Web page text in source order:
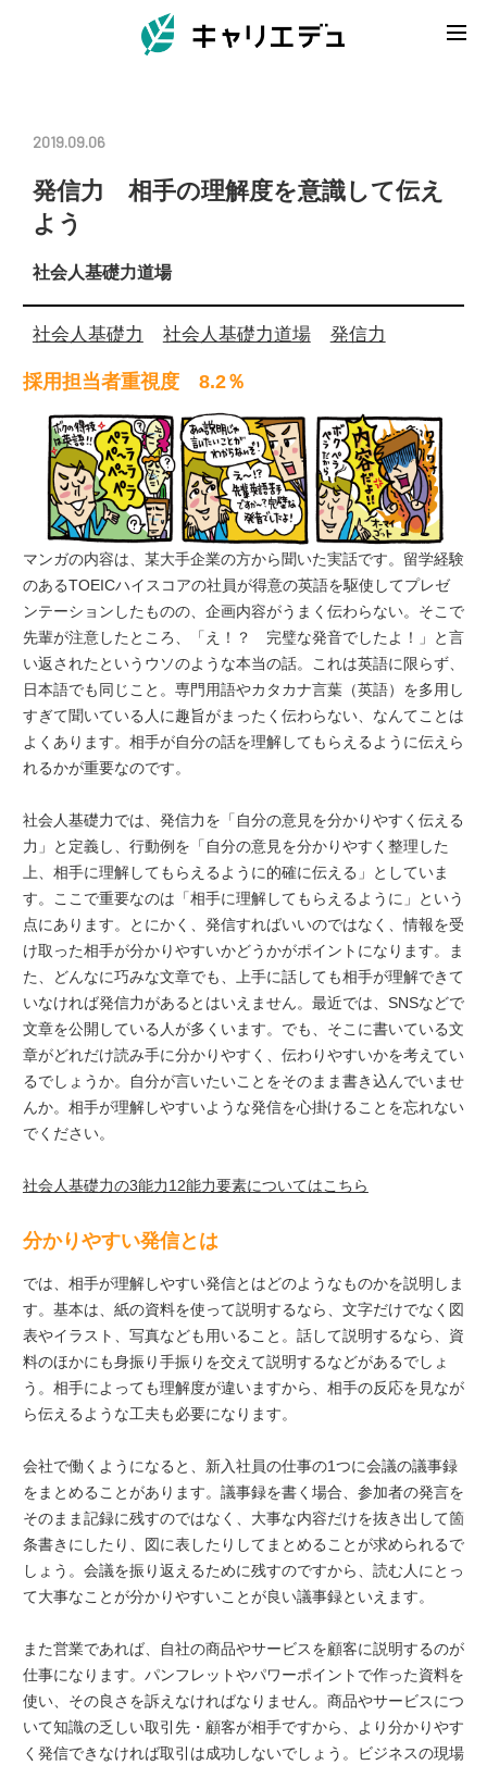
2019.09.06
発信力 相手の理解度を意識して伝え
よう
社会人基礎力道場
社会人基礎力 社会人基礎力道場 発信力
採用担当者重視度 8.2％
マンガの内容は、某大手企業の方から聞いた実話です。留学経験
のあるTOEICハイスコアの社員が得意の英語を駆使してプレゼ
ンテーションしたものの、企画内容がうまく伝わらない。そこで
先輩が注意したところ、「え！？ 完璧な発音でしたよ！」と言
い返されたというウソのような本当の話。これは英語に限らず、
日本語でも同じこと。専門用語やカタカナ言葉（英語）を多用し
すぎて聞いている人に趣旨がまったく伝わらない、なんてことは
よくあります。相手が自分の話を理解してもらえるように伝えら
れるかが重要なのです。
社会人基礎力では、発信力を「自分の意見を分かりやすく伝える
力」と定義し、行動例を「自分の意見を分かりやすく整理した
上、相手に理解してもらえるように的確に伝える」としていま
す。ここで重要なのは「相手に理解してもらえるように」という
点にあります。とにかく、発信すればいいのではなく、情報を受
け取った相手が分かりやすいかどうかがポイントになります。ま
た、どんなに巧みな文章でも、上手に話しても相手が理解できて
いなければ発信力があるとはいえません。最近では、SNSなどで
文章を公開している人が多くいます。でも、そこに書いている文
章がどれだけ読み手に分かりやすく、伝わりやすいかを考えてい
るでしょうか。自分が言いたいことをそのまま書き込んでいませ
んか。相手が理解しやすいような発信を心掛けることを忘れない
でください。
社会人基礎力の3能力12能力要素についてはこちら
分かりやすい発信とは
では、相手が理解しやすい発信とはどのようなものかを説明しま
す。基本は、紙の資料を使って説明するなら、文字だけでなく図
表やイラスト、写真なども用いること。話して説明するなら、資
料のほかにも身振り手振りを交えて説明するなどがあるでしょ
う。相手によっても理解度が違いますから、相手の反応を見なが
ら伝えるような工夫も必要になります。
会社で働くようになると、新入社員の仕事の1つに会議の議事録
をまとめることがあります。議事録を書く場合、参加者の発言を
そのまま記録に残すのではなく、大事な内容だけを抜き出して箇
条書きにしたり、図に表したりしてまとめることが求められるで
しょう。会議を振り返えるために残すのですから、読む人にとっ
て大事なことが分かりやすいことが良い議事録といえます。
また営業であれば、自社の商品やサービスを顧客に説明するのが
仕事になります。パンフレットやパワーポイントで作った資料を
使い、その良さを訴えなければなりません。商品やサービスにつ
いて知識の乏しい取引先・顧客が相手ですから、より分かりやす
く発信できなければ取引は成功しないでしょう。ビジネスの現場